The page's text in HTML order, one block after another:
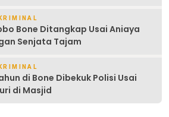
Bone Ditangkap Usai Aniaya
Senjata Tajam
di Bone Dibekuk Polisi Usai
di Masjid